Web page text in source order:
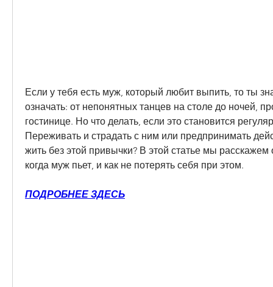
Если у тебя есть муж, который любит выпить, то ты
означать: от непонятных танцев на столе до ночей,
гостинице. Но что делать, если это становится
Переживать и страдать с ним или предпринимать
жить без этой привычки? В этой статье мы расскажем
когда муж пьет, и как не потерять себя при этом.
ПОДРОБНЕЕ ЗДЕСЬ